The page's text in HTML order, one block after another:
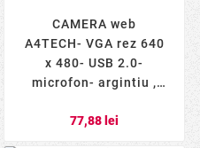
CAMERA web
A4TECH- VGA rez 640
x 480- USB 2.0-
microfon- argintiu ,
(include TV 0.15 lei)
77,88 lei